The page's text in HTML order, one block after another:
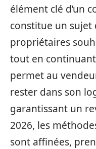
élément clé d’un
constitue un sujet
propriétaires
tout en
permet au
rester dans son
garantissant un
2026, les
sont affinées,